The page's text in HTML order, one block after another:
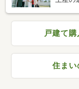
戸建て
住まい